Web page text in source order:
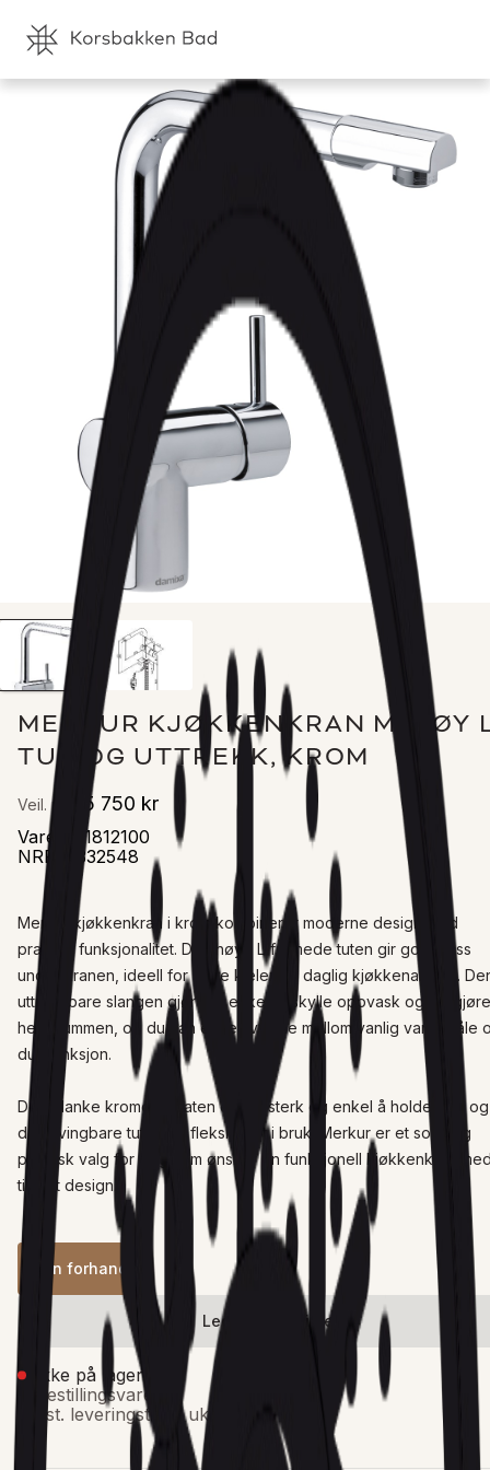
MERKUR KJØKKENKRAN M/HØY
TUT OG UTTREKK, KROM
Veil. pris 5 750 kr
Varenr
1812100
NRF
4332548
Merkur kjøkkenkran i krom kombinerer moderne design med
praktisk funksjonalitet. Den høye L-formede tuten gir god plass
under kranen, ideell for store kjeler og daglig kjøkkenarbeid.
uttrekkbare slangen gjør det enkelt å skylle oppvask og rengjøre
hele kummen, og du kan enkelt veksle mellom vanlig vannstråle
dusjfunksjon.
Den blanke kromoverflaten er slitesterk og enkel å holde ren, og
den svingbare tuten gir fleksibilitet i bruk. Merkur er et solid og
praktisk valg for deg som ønsker en funksjonell kjøkkenkran
tidløst design.
Finn forhandler
Legg i ønskeliste
Ikke på lager
Bestillingsvare
Est. leveringstid: 3 uker